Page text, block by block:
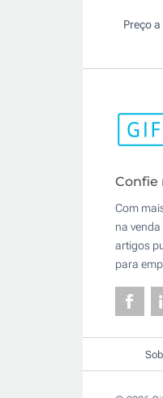
Preço
Confie
Com
na
artigos
para